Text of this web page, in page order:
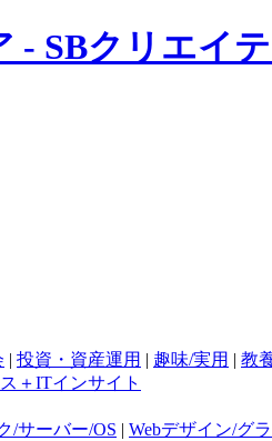
| 投資・資産運用 | 趣味/実用 | 教
＋ITインサイト
/サーバー/OS | Webデザイン/グ